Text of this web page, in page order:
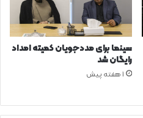
سینما برای مددجویان کمیته امداد
رایگان شد
1 هفته پیش